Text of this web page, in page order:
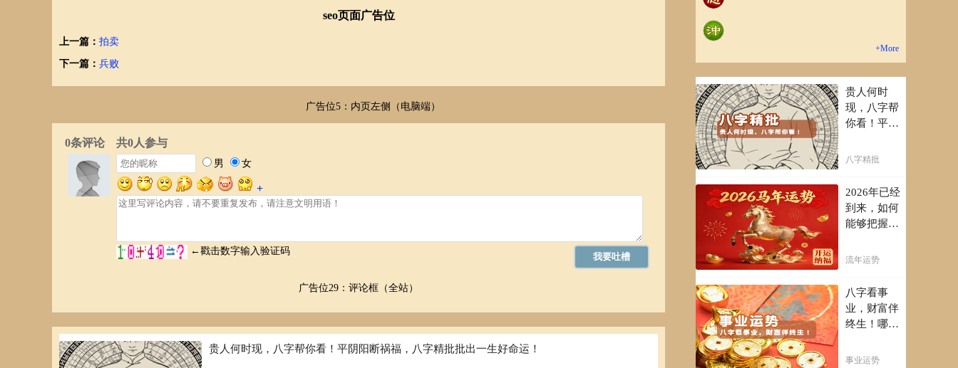
seo页面广告位
上一篇： 拍卖
下一篇： 兵败
广告位5：内页左侧（电脑端）
广告位29：评论框（全站）
贵人何时现，八字帮你看！平阴阳断祸福，八字精批批出一生好命运！
+More
贵人何时
现，八字帮
你看！平阴
八字精批批
八字精批
2026年已经
到来，如何
能够把握先
凶，不走弯
处查看！
流年运势
八字看事
业，财富伴
终生！哪日
有财官之
事业运势